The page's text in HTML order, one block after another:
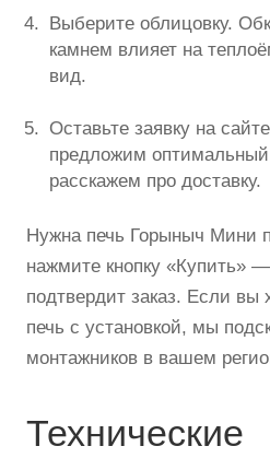
Выберите облицовку.
камнем влияет на
вид.
Оставьте заявку на
предложим оптимальный
расскажем про доставку.
Нужна печь Горыныч Мини
нажмите кнопку «Купить»
подтвердит заказ. Если вы
печь с установкой, мы
монтажников в вашем
Технические